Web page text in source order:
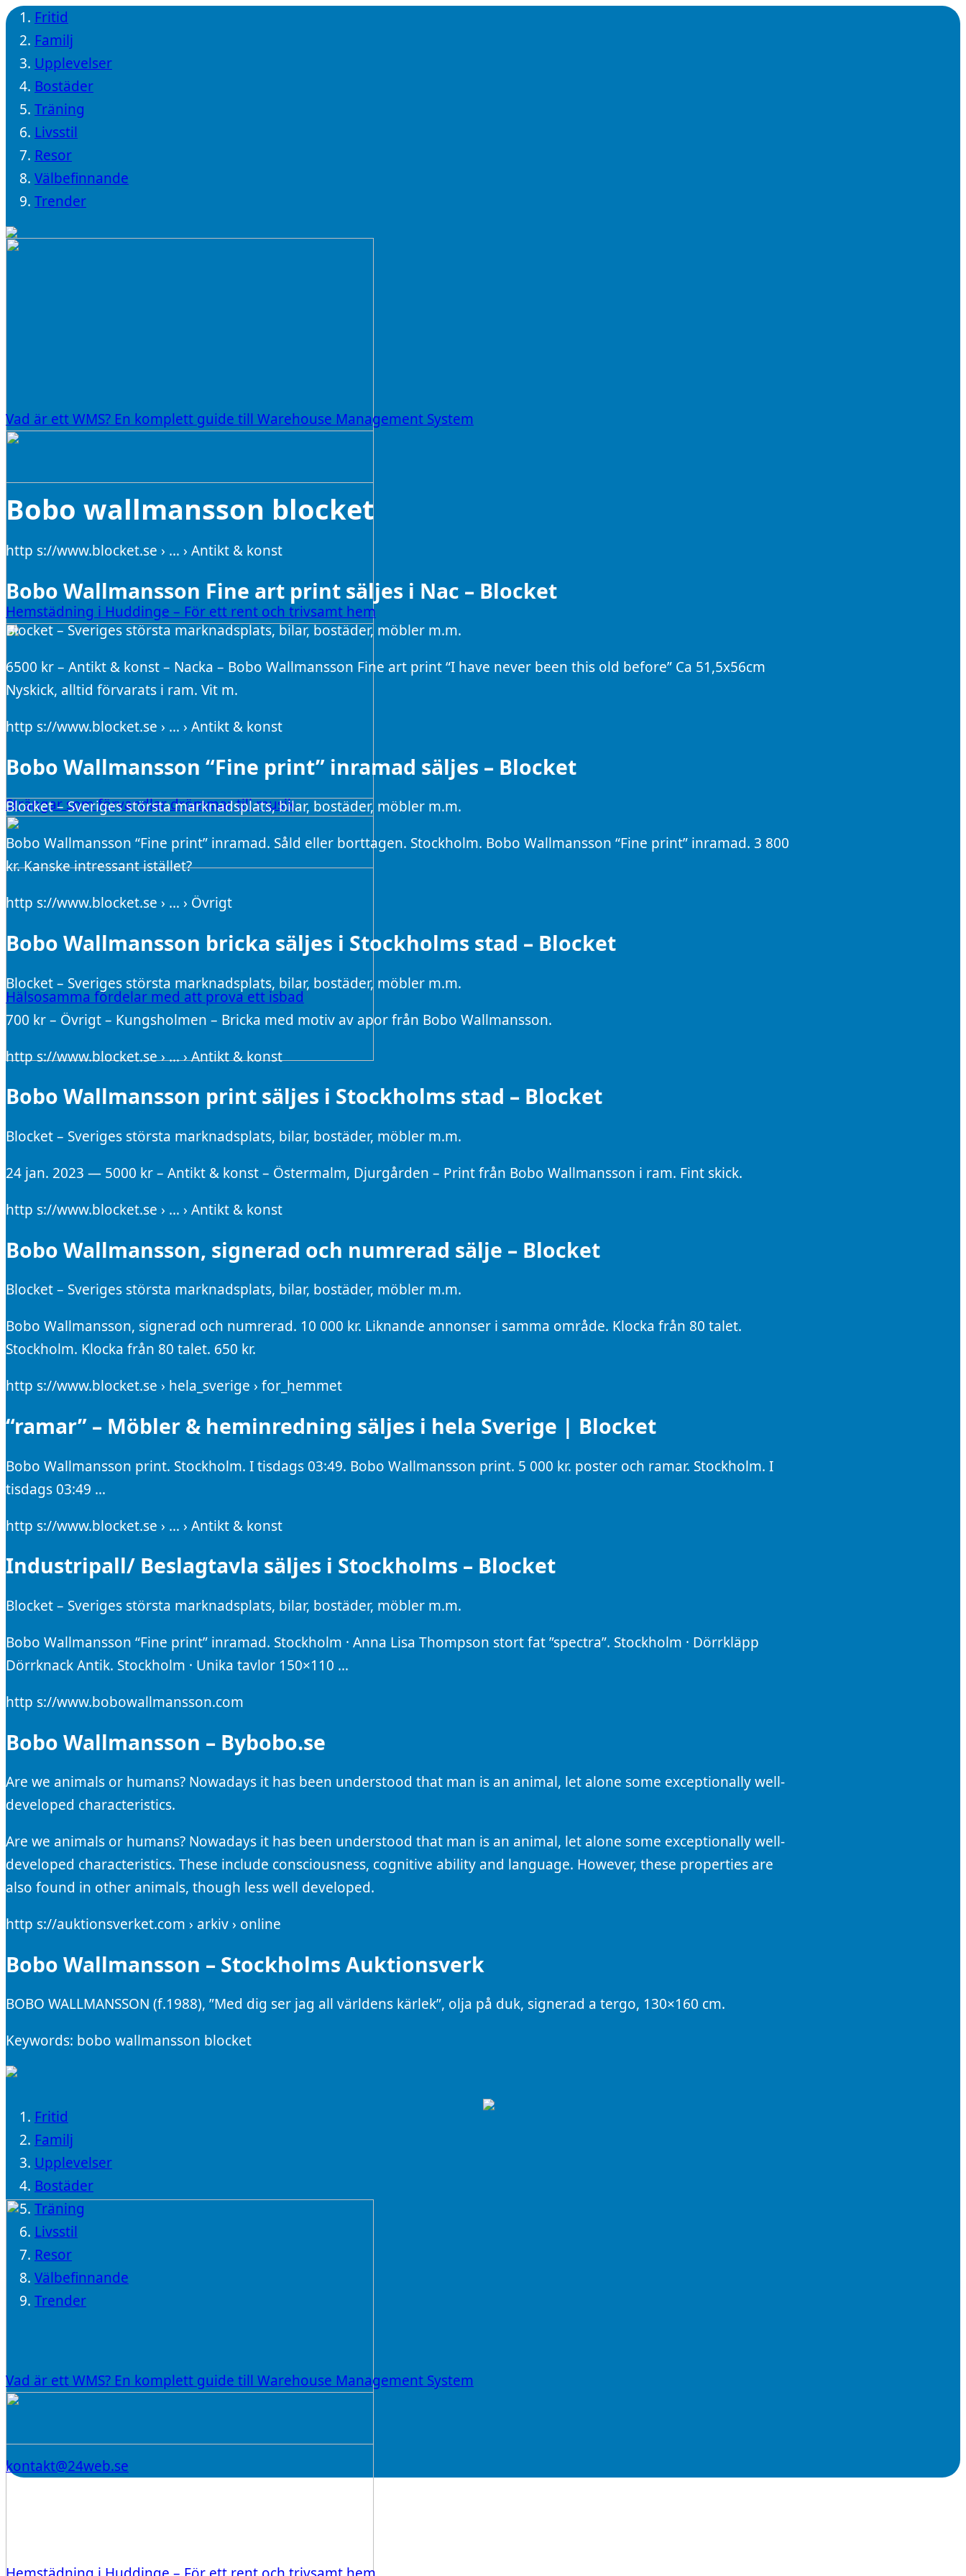
Fritid
Familj
Upplevelser
Bostäder
Träning
Livsstil
Resor
Välbefinnande
Trender
Vad är ett WMS? En komplett guide till Warehouse Management System
Hemstädning i Huddinge – För ett rent och trivsamt hem
Strängar som förvandlar drömmar till musik
Hälsosamma fördelar med att prova ett isbad
Bobo wallmansson blocket
http s://www.blocket.se › … › Antikt & konst
Bobo Wallmansson Fine art print säljes i Nac – Blocket
Blocket – Sveriges största marknadsplats, bilar, bostäder, möbler m.m.
6500 kr – Antikt & konst – Nacka – Bobo Wallmansson Fine art print “I have never been this old before” Ca 51,5x56cm
Nyskick, alltid förvarats i ram. Vit m.
http s://www.blocket.se › … › Antikt & konst
Bobo Wallmansson “Fine print” inramad säljes – Blocket
Blocket – Sveriges största marknadsplats, bilar, bostäder, möbler m.m.
Bobo Wallmansson “Fine print” inramad. Såld eller borttagen. Stockholm. Bobo Wallmansson “Fine print” inramad. 3 800
kr. Kanske intressant istället?
http s://www.blocket.se › … › Övrigt
Bobo Wallmansson bricka säljes i Stockholms stad – Blocket
Blocket – Sveriges största marknadsplats, bilar, bostäder, möbler m.m.
700 kr – Övrigt – Kungsholmen – Bricka med motiv av apor från Bobo Wallmansson.
http s://www.blocket.se › … › Antikt & konst
Bobo Wallmansson print säljes i Stockholms stad – Blocket
Blocket – Sveriges största marknadsplats, bilar, bostäder, möbler m.m.
24 jan. 2023 — 5000 kr – Antikt & konst – Östermalm, Djurgården – Print från Bobo Wallmansson i ram. Fint skick.
http s://www.blocket.se › … › Antikt & konst
Bobo Wallmansson, signerad och numrerad sälje – Blocket
Blocket – Sveriges största marknadsplats, bilar, bostäder, möbler m.m.
Bobo Wallmansson, signerad och numrerad. 10 000 kr. Liknande annonser i samma område. Klocka från 80 talet.
Stockholm. Klocka från 80 talet. 650 kr.
http s://www.blocket.se › hela_sverige › for_hemmet
“ramar” – Möbler & heminredning säljes i hela Sverige | Blocket
Bobo Wallmansson print. Stockholm. I tisdags 03:49. Bobo Wallmansson print. 5 000 kr. poster och ramar. Stockholm. I
tisdags 03:49 …
http s://www.blocket.se › … › Antikt & konst
Industripall/ Beslagtavla säljes i Stockholms – Blocket
Blocket – Sveriges största marknadsplats, bilar, bostäder, möbler m.m.
Bobo Wallmansson “Fine print” inramad. Stockholm · Anna Lisa Thompson stort fat ”spectra”. Stockholm · Dörrkläpp
Dörrknack Antik. Stockholm · Unika tavlor 150×110 …
http s://www.bobowallmansson.com
Bobo Wallmansson – Bybobo.se
Are we animals or humans? Nowadays it has been understood that man is an animal, let alone some exceptionally well-
developed characteristics.
Are we animals or humans? Nowadays it has been understood that man is an animal, let alone some exceptionally well-
developed characteristics. These include consciousness, cognitive ability and language. However, these properties are
also found in other animals, though less well developed.
http s://auktionsverket.com › arkiv › online
Bobo Wallmansson – Stockholms Auktionsverk
BOBO WALLMANSSON (f.1988), ”Med dig ser jag all världens kärlek”, olja på duk, signerad a tergo, 130×160 cm.
Keywords: bobo wallmansson blocket
Fritid
Familj
Upplevelser
Bostäder
Träning
Livsstil
Resor
Välbefinnande
Trender
Vad är ett WMS? En komplett guide till Warehouse Management System
kontakt@24web.se